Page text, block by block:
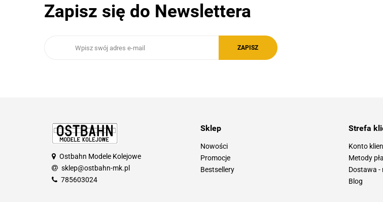
Zapisz się do Newslettera
Ostbahn Modele Kolejowe
sklep@ostbahn-mk.pl
785603024
Sklep
Nowości
Promocje
Bestsellery
Strefa
Konto
Metody
Dostawa -
Blog